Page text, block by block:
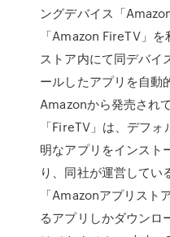
ングデバイス「
「Amazon FireTV」
ストア内にて同デバイ
ールしたアプリを自動
Amazonから発売され
「FireTV」は、デフ
明なアプリをインスト
り、同社が運営してい
「Amazonアプリスト
るアプリしかダウンロ